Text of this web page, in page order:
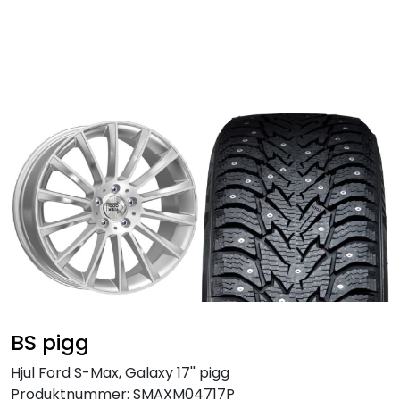
BS pigg
Hjul Ford S-Max, Galaxy 17'' pigg
Produktnummer: SMAXM04717P
Hjulpakker
Felger
Lastebil
Buss
Anlegg